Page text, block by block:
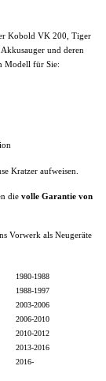
Kobold VK 200, Tiger
und deren
Modell für Sie:
Kratzer aufweisen.
die volle Garantie von
Vorwerk als Neugeräte
1988
1997
2006
2010
2012
2016
2016-